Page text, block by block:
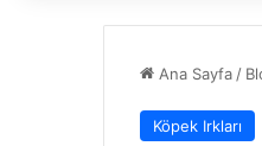
Ana Sayfa/
Köpek Irkları